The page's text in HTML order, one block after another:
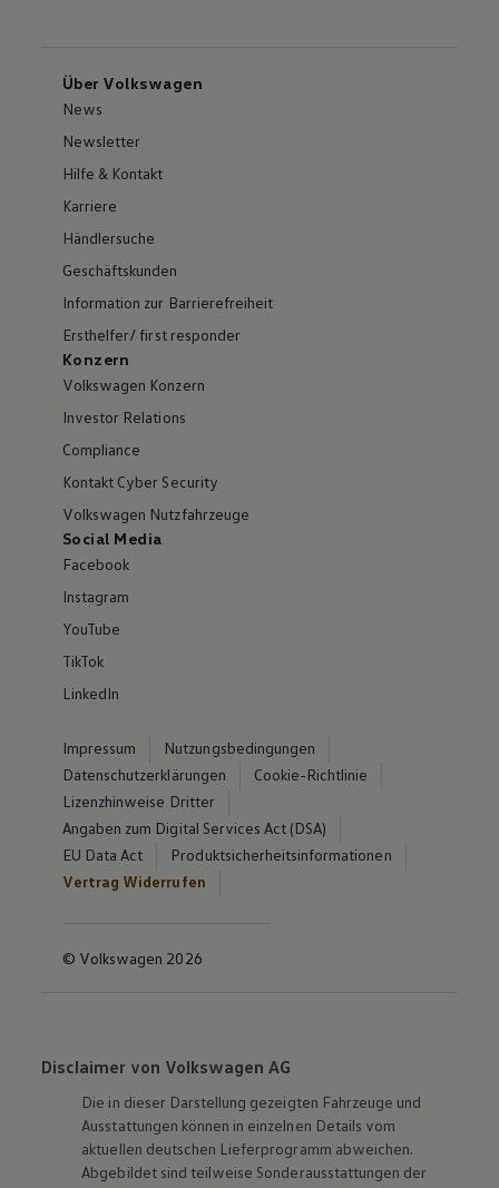
Über Volkswagen
News
Newsletter
Hilfe & Kontakt
Karriere
Händlersuche
Geschäftskunden
Information zur Barrierefreiheit
Ersthelfer/ first responder
Konzern
Volkswagen Konzern
Investor Relations
Compliance
Kontakt Cyber Security
Volkswagen Nutzfahrzeuge
Social Media
Facebook
Instagram
YouTube
TikTok
LinkedIn
Impressum
Nutzungsbedingungen
Datenschutzerklärungen
Cookie-Richtlinie
Lizenzhinweise Dritter
Angaben zum Digital Services Act (DSA)
EU Data Act
Produktsicherheitsinformationen
Vertrag Widerrufen
© Volkswagen 2026
Disclaimer von Volkswagen AG
Die in dieser Darstellung gezeigten Fahrzeuge und
Ausstattungen können in einzelnen Details vom
aktuellen deutschen Lieferprogramm abweichen.
Abgebildet sind teilweise Sonderausstattungen der